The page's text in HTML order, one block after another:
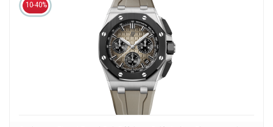
10-40%